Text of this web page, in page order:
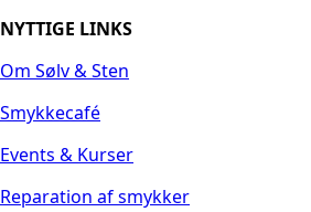
NYTTIGE LINKS
Om Sølv & Sten
Smykkecafé
Events & Kurser
Reparation af smykker